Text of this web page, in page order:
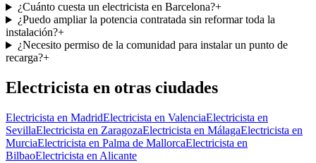
¿Cuánto cuesta un electricista en Barcelona?+
¿Puedo ampliar la potencia contratada sin reformar toda la
instalación?+
¿Necesito permiso de la comunidad para instalar un punto de
recarga?+
Electricista en otras ciudades
Electricista en MadridElectricista en ValenciaElectricista en
SevillaElectricista en ZaragozaElectricista en MálagaElectricista en
MurciaElectricista en Palma de MallorcaElectricista en
BilbaoElectricista en Alicante